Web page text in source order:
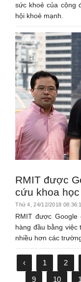
sức khoẻ của cộng
hội khoẻ mạnh.
RMIT được
cứu khoa
Thứ 4, 24/12/2018
RMIT được
hàng đầu bằng việc
nhiều hơn các
‹ 1 2
9
10